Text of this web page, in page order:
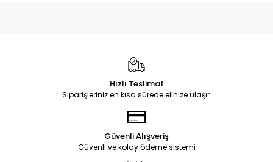
Hızlı Teslimat
Siparişleriniz en kısa sürede elinize ulaşır.
Güvenli Alışveriş
Güvenli ve kolay ödeme sistemi